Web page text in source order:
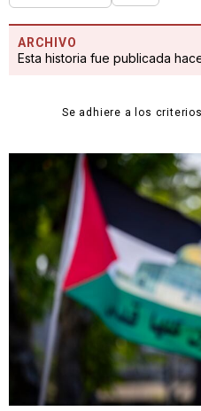
ARCHIVO
Esta historia fue publicada
Se adhiere a los